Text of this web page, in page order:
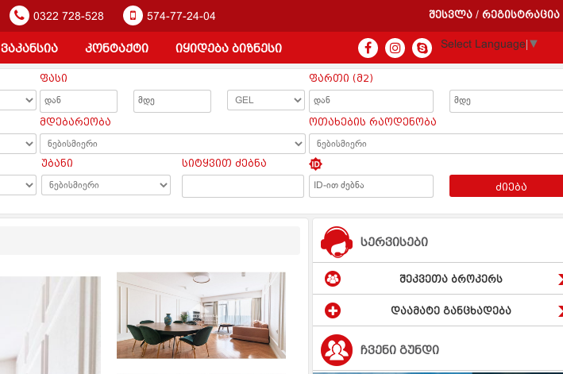
0322 728-528 574-77-24-04 შესვლა / რეგისტრაცია
ვაკანსია კონტაქტი იყიდება ბიზნესი Select Language ▼
ფასი ფართი (მ2)
მდებარეობა ოთახების რაოდენობა
უბანი სიტყვით ძებნა
ძიება
სერვისები
შეკვეთა ბროკერს
დაამატე განცხადება
ჩვენი გუნდი